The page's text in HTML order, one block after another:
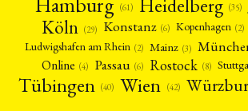
(61) (35)
Köln (29) Konstanz (6) Kopenhagen (2)
Ludwigshafen am Rhein (2) Mainz (3)
Online (4) Passau (6) Rostock (8)
Tübingen (40) Wien (42)